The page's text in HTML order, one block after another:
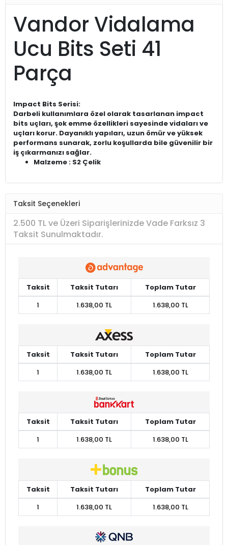
Vandor Vidalama
Ucu Bits Seti 41
Parça
Impact Bits Serisi:
Darbeli kullanımlara özel olarak tasarlanan impact
bits uçları, şok emme özellikleri sayesinde vidaları ve
uçları korur. Dayanıklı yapıları, uzun ömür ve yüksek
performans sunarak, zorlu koşullarda bile güvenilir bir
iş çıkarmanızı sağlar.
Malzeme : S2 Çelik
Taksit Seçenekleri
2.500 TL ve Üzeri Siparişlerinizde Vade Farksız 3
Taksit Sunulmaktadır.
Taksit Taksit Tutarı
Toplam Tutar
1
1.638,00 TL 1.638,00 TL
Taksit Taksit Tutarı
Toplam Tutar
1
1.638,00 TL 1.638,00 TL
Taksit Taksit Tutarı
Toplam Tutar
1
1.638,00 TL 1.638,00 TL
Taksit Taksit Tutarı
Toplam Tutar
1
1.638,00 TL 1.638,00 TL